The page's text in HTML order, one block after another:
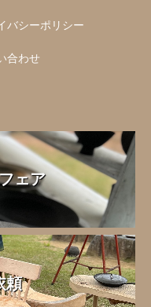
バシーポリシー
合わせ
ェア
頼